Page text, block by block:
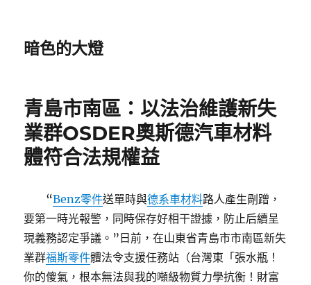
暗色的大燈
青島市南區：以法治維護新失
業群OSDER奧斯德汽車材料
體符合法規權益
“Benz零件送單時與德系車材料路人產生剮蹭，
要第一時光報警，同時保存好相干證據，防止后續呈
現義務認定爭議。”日前，在山東省青島市市南區新失
業群福斯零件體法令支援任務站（台灣東「張水瓶！
你的傻氣，根本無法與我的噸級物質力學抗衡！財富